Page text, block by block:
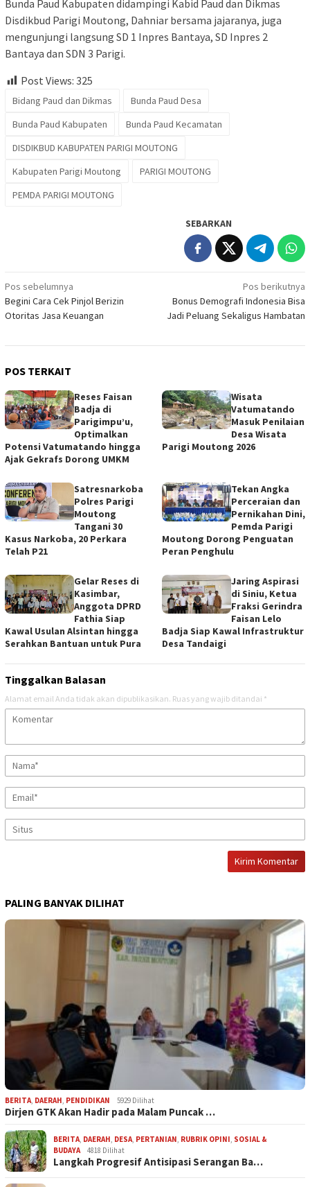
Bunda Paud Kabupaten didampingi Kabid Paud dan Dikmas
Disdikbud Parigi Moutong, Dahniar bersama jajaranya, juga
mengunjungi langsung SD 1 Inpres Bantaya, SD Inpres 2
Bantaya dan SDN 3 Parigi.
Post Views: 325
Bidang Paud dan Dikmas
Bunda Paud Desa
Bunda Paud Kabupaten
Bunda Paud Kecamatan
DISDIKBUD KABUPATEN PARIGI MOUTONG
Kabupaten Parigi Moutong
PARIGI MOUTONG
PEMDA PARIGI MOUTONG
SEBARKAN
Navigasi
pos
Pos sebelumnya
Begini Cara Cek Pinjol Berizin
Otoritas Jasa Keuangan
Pos berikutnya
Bonus Demografi Indonesia Bisa
Jadi Peluang Sekaligus Hambatan
POS TERKAIT
Reses Faisan
Badja di
Parigimpu’u,
Optimalkan
Potensi Vatumatando hingga
Ajak Gekrafs Dorong UMKM
Wisata
Vatumatando
Masuk Penilaian
Desa Wisata
Parigi Moutong 2026
Satresnarkoba
Polres Parigi
Moutong
Tangani 30
Kasus Narkoba, 20 Perkara
Telah P21
Tekan Angka
Perceraian dan
Pernikahan Dini,
Pemda Parigi
Moutong Dorong Penguatan
Peran Penghulu
Gelar Reses di
Kasimbar,
Anggota DPRD
Fathia Siap
Kawal Usulan Alsintan hingga
Serahkan Bantuan untuk Pura
Jaring Aspirasi
di Siniu, Ketua
Fraksi Gerindra
Faisan Lelo
Badja Siap Kawal Infrastruktur
Desa Tandaigi
Tinggalkan Balasan
Alamat email Anda tidak akan dipublikasikan. Ruas yang wajib ditandai *
PALING BANYAK DILIHAT
BERITA, DAERAH, PENDIDIKAN 5929 Dilihat
Dirjen GTK Akan Hadir pada Malam Puncak …
BERITA, DAERAH, DESA, PERTANIAN, RUBRIK OPINI, SOSIAL &
BUDAYA
4818 Dilihat
Langkah Progresif Antisipasi Serangan Ba…